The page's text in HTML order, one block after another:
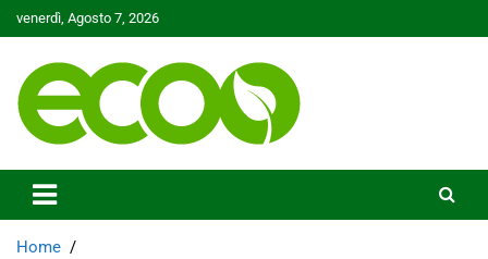
to
venerdì, Agosto 7, 2026
Ecoo.it
Home